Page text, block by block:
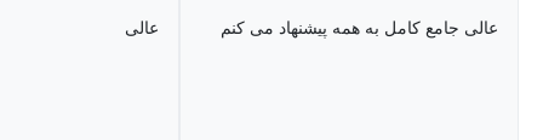
عالی جامع کامل به همه پیشنهاد می کنم عالی